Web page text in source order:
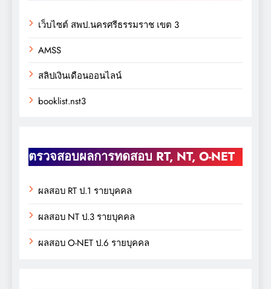
เว็บไซต์ สพป.นครศรีธรรมราช เขต 3
AMSS
สลิปเงินเดือนออนไลน์
booklist.nst3
ตรวจสอบผลการทดสอบ RT, NT, O-NET
ผลสอบ RT ป.1 รายบุคคล
ผลสอบ NT ป.3 รายบุคคล
ผลสอบ O-NET ป.6 รายบุคคล